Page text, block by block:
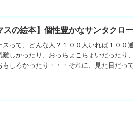
スの絵本】個性豊かなサンタクロ
スって、どんな人？１００人いれば１００
難しかったり、おっちょこちょいだったり
しろかったり・・・それに、見た目だっ